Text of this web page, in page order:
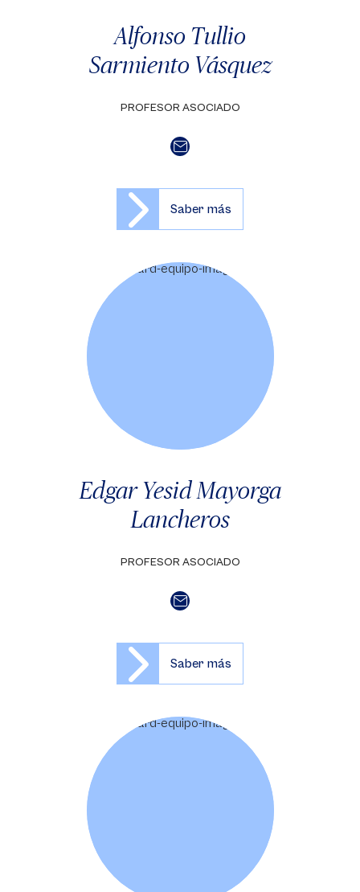
Alfonso Tullio
Sarmiento Vásquez
PROFESOR ASOCIADO
Saber más
Edgar Yesid Mayorga
Lancheros
PROFESOR ASOCIADO
Saber más